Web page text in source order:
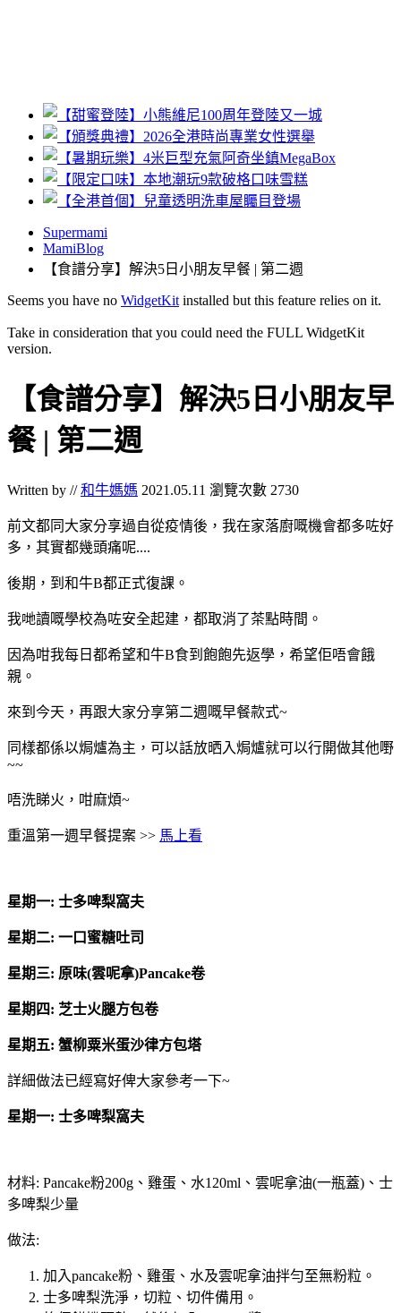
Supermami
MamiBlog
【食譜分享】解決5日小朋友早餐 | 第二週
Seems you have no WidgetKit installed but this feature relies on it.
Take in consideration that you could need the FULL WidgetKit
version.
【食譜分享】解決5日小朋友早
餐 | 第二週
Written by //和牛媽媽 2021.05.11 瀏覽次數 2730
前文都同大家分享過自從疫情後，我在家落廚嘅機會都多咗好
多，其實都幾頭痛呢....
後期，到和牛B都正式復課。
我哋讀嘅學校為咗安全起建，都取消了茶點時間。
因為咁我每日都希望和牛B食到飽飽先返學，希望佢唔會餓
親。
來到今天，再跟大家分享第二週嘅早餐款式~
同樣都係以焗爐為主，可以話放晒入焗爐就可以行開做其他嘢
~~
唔洗睇火，咁麻煩~
重溫第一週早餐提案 >> 馬上看
星期一: 士多啤梨窩夫
星期二: 一口蜜糖吐司
星期三: 原味(雲呢拿)Pancake卷
星期四: 芝士火腿方包卷
星期五: 蟹柳粟米蛋沙律方包塔
詳細做法已經寫好俾大家參考一下~
星期一: 士多啤梨窩夫
材料: Pancake粉200g、雞蛋、水120ml、雲呢拿油(一瓶蓋)、士
多啤梨少量
做法:
加入pancake粉、雞蛋、水及雲呢拿油拌勻至無粉粒。
士多啤梨洗淨，切粒、切件備用。